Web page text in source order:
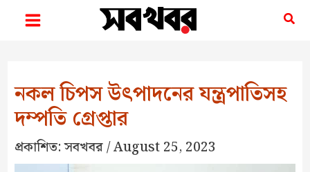
Skip
নকল চিপস উৎপাদনের যন্ত্রপাতিসহ
দম্পতি গ্রেপ্তার
প্রকাশিত:সবখবর/August 25, 2023